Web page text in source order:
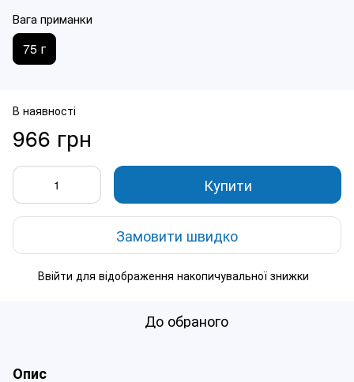
Вага приманки
75 г
В наявності
966 грн
Купити
Замовити швидко
Ввійти для відображення накопичувальної знижки
До обраного
Опис